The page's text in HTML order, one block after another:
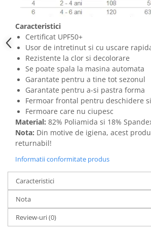
Caracteristici
Certificat UPF50+
Usor de intretinut si cu uscare
Rezistente la clor si decolorare
Se poate spala la masina automata
Garantate pentru a tine tot sezonul
Garantate pentru a-si pastra forma
Fermoar frontal pentru deschidere
Fermoare care nu ciupesc
Material: 82% Poliamida si 18%
Nota: Din motive de igiena, acest
returnabil!
Informatii conformitate produs
Caracteristici
Nota
Review-uri(0)